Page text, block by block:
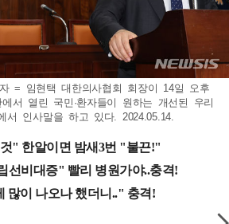
= 임현택 대한의사협회 회장이 14일 오후
서 열린 국민·환자들이 원하는 개선된 우리
서 인사말을 하고 있다. 2024.05.14.